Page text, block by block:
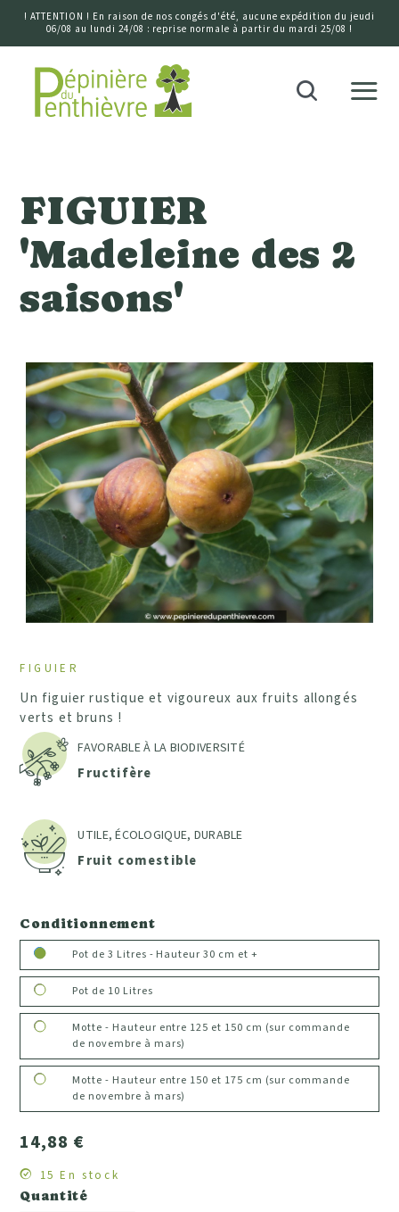
! ATTENTION ! En raison de nos congés d'été, aucune expédition du jeudi
06/08 au lundi 24/08 : reprise normale à partir du mardi 25/08 !
Accueil
FIGUIER
'Madeleine des 2
saisons'
FIGUIER
Un figuier rustique et vigoureux aux fruits allongés
verts et bruns !
FAVORABLE À LA BIODIVERSITÉ
Fructifère
UTILE, ÉCOLOGIQUE, DURABLE
Fruit comestible
Conditionnement
Pot de 3 Litres - Hauteur 30 cm et +
Pot de 10 Litres
Motte - Hauteur entre 125 et 150 cm (sur commande
de novembre à mars)
Motte - Hauteur entre 150 et 175 cm (sur commande
de novembre à mars)
14,88 €
Quantité
15 En stock